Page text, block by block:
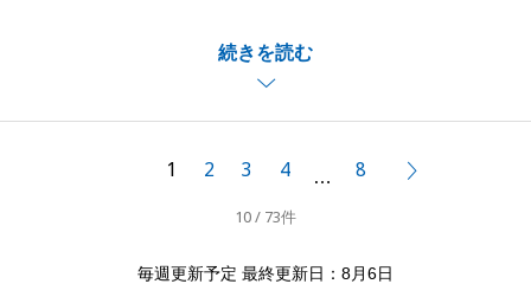
続きを読む
また、お困りの際には、お気軽にお声がけください。
今後とも東急リバブルをご愛顧の程、よろしくお願い
1 2 3 4 … 8
10 / 73件
毎週更新予定 最終更新日：8月6日